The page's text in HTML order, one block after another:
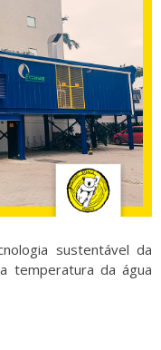
sustentável da
temperatura da água